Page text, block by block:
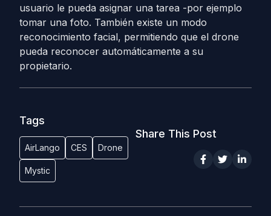
usuario le pueda asignar una tarea -por ejemplo
tomar una foto. También existe un modo
reconocimiento facial, permitiendo que el drone
pueda reconocer automáticamente a su
propietario.
Tags
AirLango CES Drone
Mystic
Share This Post